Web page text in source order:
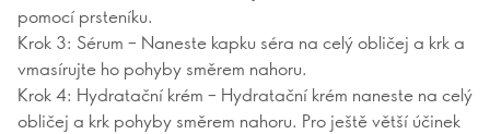
pomocí prsteníku.
Krok 3: Sérum – Naneste kapku séra na celý obličej a krk a
vmasírujte ho pohyby směrem nahoru.
Krok 4: Hydratační krém – Hydratační krém naneste na celý
obličej a krk pohyby směrem nahoru. Pro ještě větší účinek